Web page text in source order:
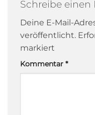
Schreibe
Deine E-Mail-
veröffentlicht.
markiert
Kommentar *